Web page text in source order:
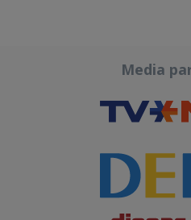
Media